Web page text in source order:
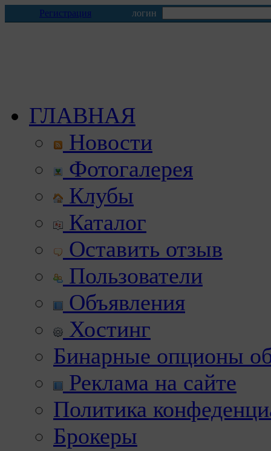
Регистрация логин
ГЛАВНАЯ
Новости
Фотогалерея
Клубы
Каталог
Оставить отзыв
Пользователи
Объявления
Хостинг
Бинарные опционы
Реклама на сайте
Политика
Брокеры